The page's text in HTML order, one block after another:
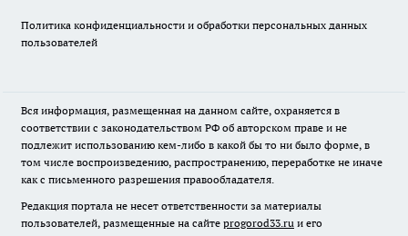
Политика конфиденциальности и обработки персональных данных
пользователей
Вся информация, размещенная на данном сайте, охраняется в
соответствии с законодательством РФ об авторском праве и не
подлежит использованию кем-либо в какой бы то ни было форме, в
том числе воспроизведению, распространению, переработке не иначе
как с письменного разрешения правообладателя.
Редакция портала не несет ответственности за материалы
пользователей, размещенные на сайте progorod33.ru и его